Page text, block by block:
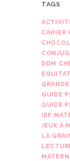
TAGS
CAHIER
DDM
GUIDE
GUIDE
IEF
JEUX À
LA